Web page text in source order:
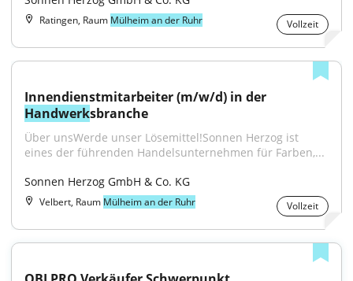
Ratingen, Raum Mülheim an der Ruhr Vollzeit
Handwerksbranche
Über unsWerde unser Lösemittel!Sonnen Herzog ist
eines der führenden Handelsunternehmen für Farben,...
Sonnen Herzog GmbH & Co. KG
Velbert, Raum Mülheim an der Ruhr Vollzeit